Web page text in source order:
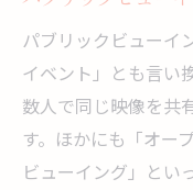
パブリックビューイ
イベント」とも言い
数人で同じ映像を共
す。ほかにも「オー
ビューイング」とい